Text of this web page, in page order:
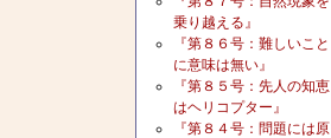
乗り越える』
『第８６号：難しいこと
に意味は無い』
『第８５号：先人の知恵
はヘリコプター』
『第８４号：問題には原